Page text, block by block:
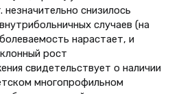
незначительно снизилось
случаев (на
нарастает, и
рост
свидетельствует о наличии
многопрофильном